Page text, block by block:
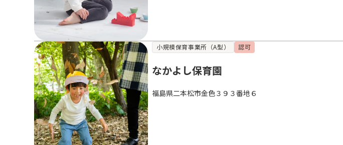
小規模保育事業所（A型） 認可
なかよし保育園
福島県二本松市金色３９３番地６